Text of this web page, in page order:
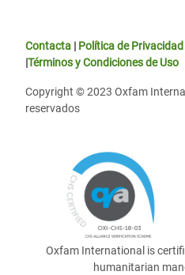
Contacta | Política de Privacidad
|Términos y Condiciones de Uso
Copyright © 2023 Oxfam
reservados
Oxfam International is
humanitarian